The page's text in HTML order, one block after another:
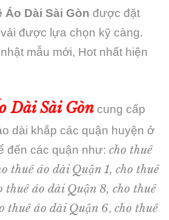
Áo Dài Sài Gòn được đặt
được lựa chọn kỹ càng.
mẫu mới, Hot nhất hiện
Dài Sài Gòncung cấp
dài khắp các quận huyện ở
đến các quận như: cho thuê
thuê áo dài Quận 1, cho thuê
thuê áo dài Quận 8, cho thuê
thuê áo dài Quận 6, cho thuê